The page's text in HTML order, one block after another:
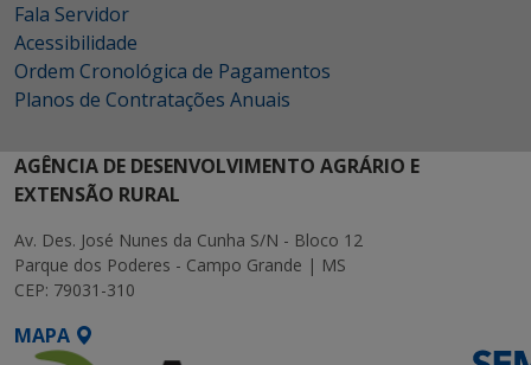
Fala Servidor
Acessibilidade
Ordem Cronológica de Pagamentos
Planos de Contratações Anuais
AGÊNCIA DE DESENVOLVIMENTO AGRÁRIO E
EXTENSÃO RURAL
Av. Des. José Nunes da Cunha S/N - Bloco 12
Parque dos Poderes - Campo Grande | MS
CEP: 79031-310
MAPA